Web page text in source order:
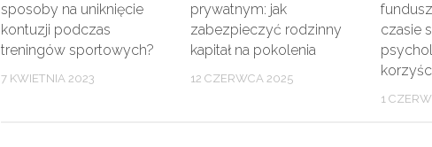
sposoby na uniknięcie
kontuzji podczas
treningów sportowych?
7 KWIETNIA 2023
prywatnym: jak
zabezpieczyć rodzinny
kapitał na pokolenia
12 CZERWCA 2025
czasie
1